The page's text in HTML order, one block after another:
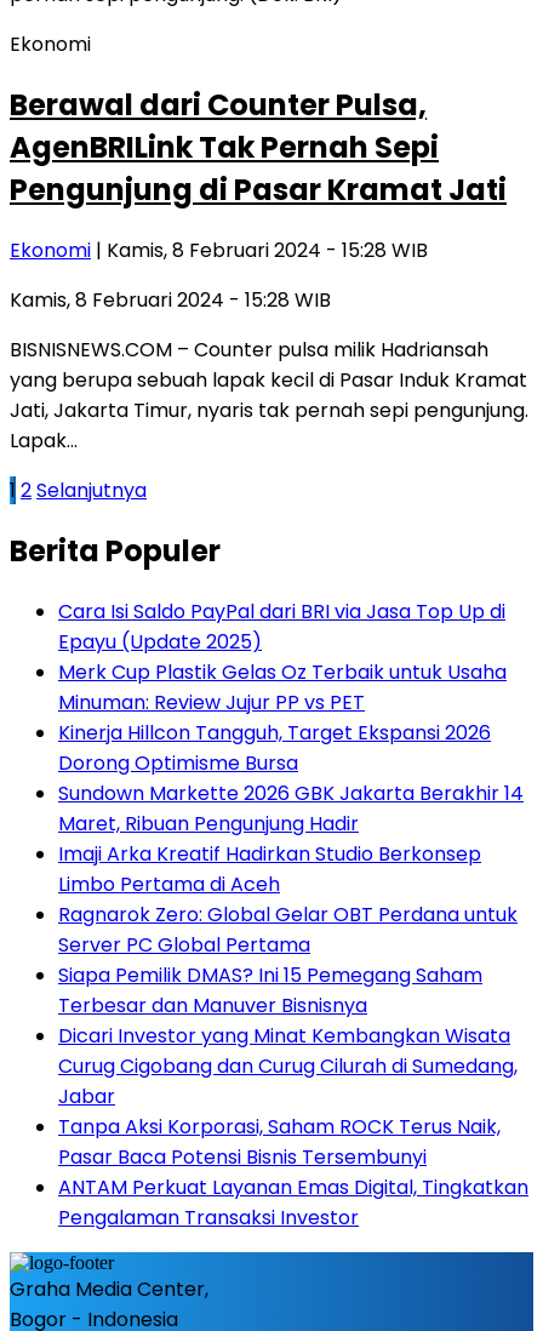
Ekonomi
Berawal dari Counter Pulsa,
AgenBRILink Tak Pernah Sepi
Pengunjung di Pasar Kramat Jati
Ekonomi | Kamis, 8 Februari 2024 - 15:28 WIB
Kamis, 8 Februari 2024 - 15:28 WIB
BISNISNEWS.COM – Counter pulsa milik Hadriansah
yang berupa sebuah lapak kecil di Pasar Induk Kramat
Jati, Jakarta Timur, nyaris tak pernah sepi pengunjung.
Lapak…
Paginasi
1 2Selanjutnya
Berita Populer
Cara Isi Saldo PayPal dari BRI via Jasa Top Up di
Epayu (Update 2025)
Merk Cup Plastik Gelas Oz Terbaik untuk Usaha
Minuman: Review Jujur PP vs PET
Kinerja Hillcon Tangguh, Target Ekspansi 2026
Dorong Optimisme Bursa
Sundown Markette 2026 GBK Jakarta Berakhir 14
Maret, Ribuan Pengunjung Hadir
Imaji Arka Kreatif Hadirkan Studio Berkonsep
Limbo Pertama di Aceh
Ragnarok Zero: Global Gelar OBT Perdana untuk
Server PC Global Pertama
Siapa Pemilik DMAS? Ini 15 Pemegang Saham
Terbesar dan Manuver Bisnisnya
Dicari Investor yang Minat Kembangkan Wisata
Curug Cigobang dan Curug Cilurah di Sumedang,
Jabar
Tanpa Aksi Korporasi, Saham ROCK Terus Naik,
Pasar Baca Potensi Bisnis Tersembunyi
ANTAM Perkuat Layanan Emas Digital, Tingkatkan
Pengalaman Transaksi Investor
Graha Media Center,
Bogor - Indonesia